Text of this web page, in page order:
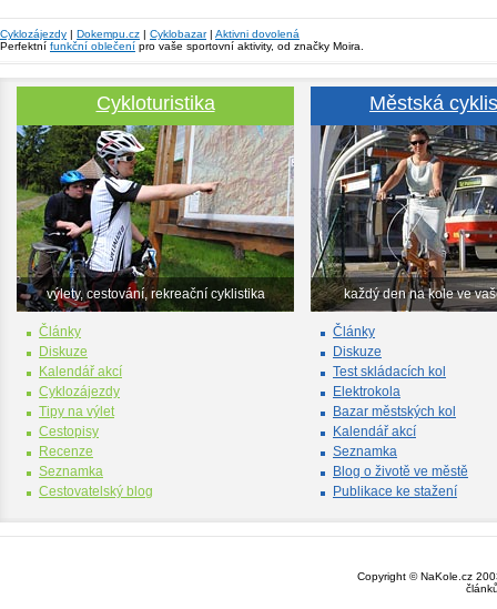
Cyklozájezdy | Dokempu.cz | Cyklobazar| Aktivni dovolená
Perfektní funkční oblečení pro vaše sportovní aktivity, od značky Moira.
Cykloturistika
výlety, cestování, rekreační cyklistika
Články
Diskuze
Kalendář akcí
Cyklozájezdy
Tipy na výlet
Cestopisy
Recenze
Seznamka
Cestovatelský blog
Městská
každý den na kole ve
Články
Diskuze
Test skládacích kol
Elektrokola
Bazar městských kol
Kalendář akcí
Seznamka
Blog o životě ve městě
Publikace ke stažení
Copyright © NaKole.cz